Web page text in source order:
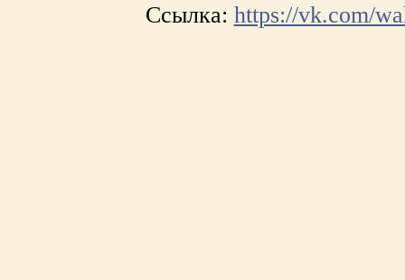
Ссылка: https://vk.com/